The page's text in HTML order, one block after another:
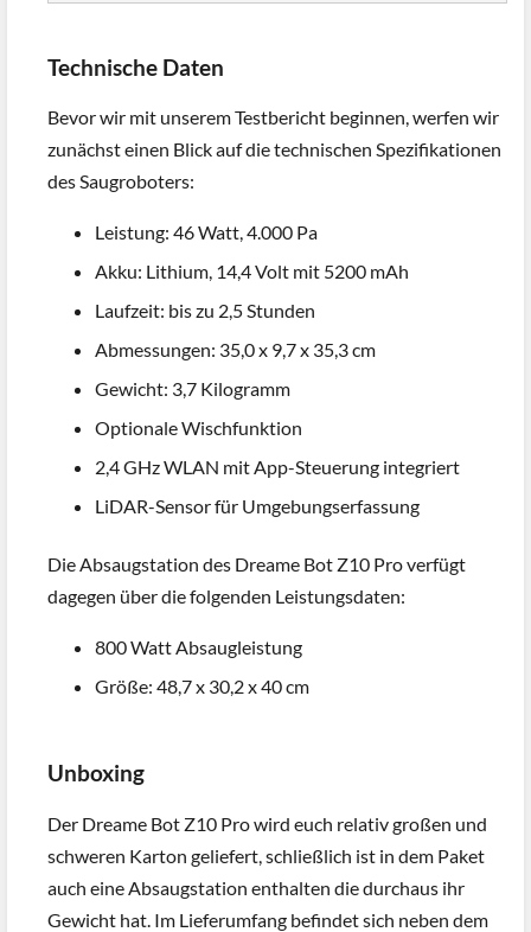
Technische Daten
Bevor wir mit unserem Testbericht beginnen, werfen wir
zunächst einen Blick auf die technischen Spezifikationen
des Saugroboters:
Leistung: 46 Watt, 4.000 Pa
Akku: Lithium, 14,4 Volt mit 5200 mAh
Laufzeit: bis zu 2,5 Stunden
Abmessungen: 35,0 x 9,7 x 35,3 cm
Gewicht: 3,7 Kilogramm
Optionale Wischfunktion
2,4 GHz WLAN mit App-Steuerung integriert
LiDAR-Sensor für Umgebungserfassung
Die Absaugstation des Dreame Bot Z10 Pro verfügt
dagegen über die folgenden Leistungsdaten:
800 Watt Absaugleistung
Größe: 48,7 x 30,2 x 40 cm
Unboxing
Der Dreame Bot Z10 Pro wird euch relativ großen und
schweren Karton geliefert, schließlich ist in dem Paket
auch eine Absaugstation enthalten die durchaus ihr
Gewicht hat. Im Lieferumfang befindet sich neben dem